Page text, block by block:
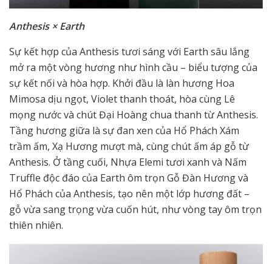
Anthesis × Earth
Sự kết hợp của Anthesis tươi sáng với Earth sâu lắng
mở ra một vòng hương như hình cầu – biểu tượng của
sự kết nối và hòa hợp. Khởi đầu là làn hương Hoa
Mimosa dịu ngọt, Violet thanh thoát, hòa cùng Lê
mọng nước và chút Đại Hoàng chua thanh từ Anthesis.
Tầng hương giữa là sự đan xen của Hổ Phách Xám
trầm ấm, Xạ Hương mượt mà, cùng chút ấm áp gỗ từ
Anthesis. Ở tầng cuối, Nhựa Elemi tươi xanh và Nấm
Truffle độc đáo của Earth ôm trọn Gỗ Đàn Hương và
Hổ Phách của Anthesis, tạo nên một lớp hương đất –
gỗ vừa sang trọng vừa cuốn hút, như vòng tay ôm trọn
thiên nhiên.